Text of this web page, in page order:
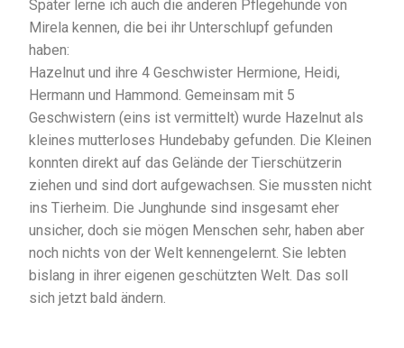
Später lerne ich auch die anderen Pflegehunde von
Mirela kennen, die bei ihr Unterschlupf gefunden
haben:
Hazelnut und ihre 4 Geschwister Hermione, Heidi,
Hermann und Hammond.Gemeinsam mit 5
Geschwistern (eins ist vermittelt) wurde Hazelnut als
kleines mutterloses Hundebaby gefunden. Die Kleinen
konnten direkt auf das Gelände der Tierschützerin
ziehen und sind dort aufgewachsen. Sie mussten nicht
ins Tierheim. Die Junghunde sind insgesamt eher
unsicher, doch sie mögen Menschen sehr, haben aber
noch nichts von der Welt kennengelernt. Sie lebten
bislang in ihrer eigenen geschützten Welt. Das soll
sich jetzt bald ändern.